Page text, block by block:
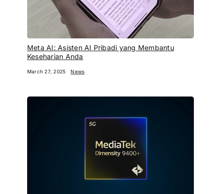
Meta AI: Asisten AI Pribadi yang Membantu
Keseharian Anda
March 27, 2025 News